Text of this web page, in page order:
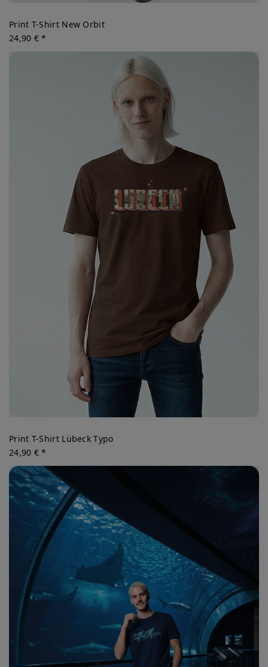
Print T-Shirt New Orbit
24,90 € *
Print T-Shirt Lübeck Typo
24,90 € *